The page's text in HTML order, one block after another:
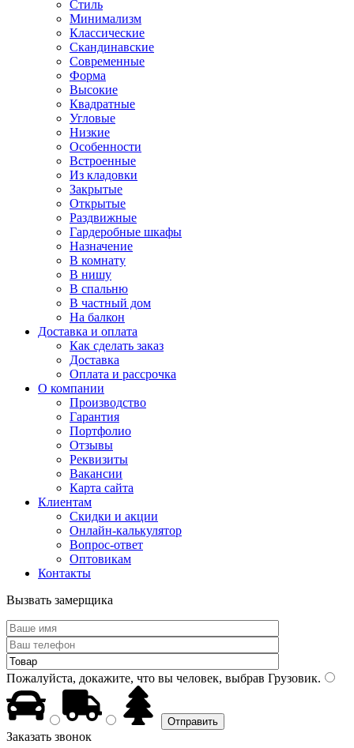
Стиль
Минимализм
Классические
Скандинавские
Современные
Форма
Высокие
Квадратные
Угловые
Низкие
Особенности
Встроенные
Из кладовки
Закрытые
Открытые
Раздвижные
Гардеробные шкафы
Назначение
В комнату
В нишу
В спальню
В частный дом
На балкон
Доставка и оплата
Как сделать заказ
Доставка
Оплата и рассрочка
О компании
Производство
Гарантия
Портфолио
Отзывы
Реквизиты
Вакансии
Карта сайта
Клиентам
Скидки и акции
Онлайн-калькулятор
Вопрос-ответ
Оптовикам
Контакты
Вызвать замерщика
Пожалуйста, докажите, что вы человек, выбрав Грузовик.
Заказать звонок